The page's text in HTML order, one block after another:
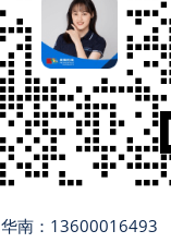
华南：13600016493